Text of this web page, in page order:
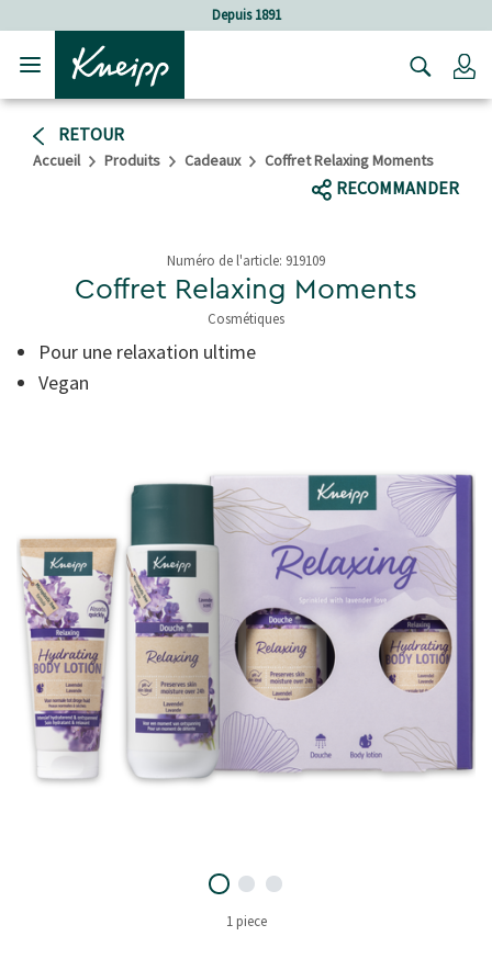
Sauter au contenu du pied de page
Depuis 1891
RETOUR
Accueil Produits Cadeaux Coffret Relaxing Moments
RECOMMANDER
Numéro de l'article: 919109
Coffret Relaxing Moments
Cosmétiques
5 de 5 étoiles
Pour une relaxation ultime
Vegan
1 piece